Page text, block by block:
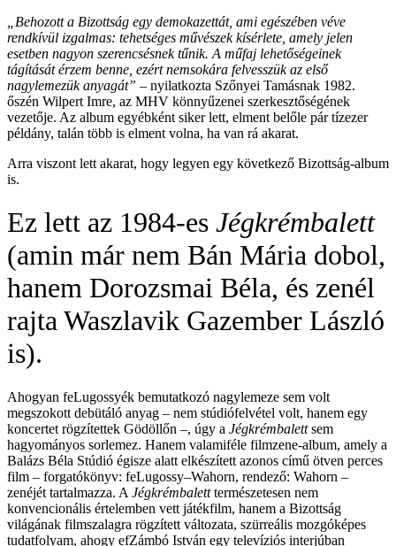
„Behozott a Bizottság egy demokazettát, ami egészében véve
rendkívül izgalmas: tehetséges művészek kísérlete, amely jelen
esetben nagyon szerencsésnek tűnik. A műfaj lehetőségeinek
tágítását érzem benne, ezért nemsokára felvesszük az első
nagylemezük anyagát” – nyilatkozta Szőnyei Tamásnak 1982.
őszén Wilpert Imre, az MHV könnyűzenei szerkesztőségének
vezetője. Az album egyébként siker lett, elment belőle pár tízezer
példány, talán több is elment volna, ha van rá akarat.
Arra viszont lett akarat, hogy legyen egy következő Bizottság-album
is.
Ez lett az 1984-es Jégkrémbalett
(amin már nem Bán Mária dobol,
hanem Dorozsmai Béla, és zenél
rajta Waszlavik Gazember László
is).
Ahogyan feLugossyék bemutatkozó nagylemeze sem volt
megszokott debütáló anyag – nem stúdiófelvétel volt, hanem egy
koncertet rögzítettek Gödöllőn –, úgy a Jégkrémbalettsem
hagyományos sorlemez. Hanem valamiféle filmzene-album, amely a
Balázs Béla Stúdió égisze alatt elkészített azonos című ötven perces
film – forgatókönyv: feLugossy–Wahorn, rendező: Wahorn –
zenéjét tartalmazza. A Jégkrémbaletttermészetesen nem
konvencionális értelemben vett játékfilm, hanem a Bizottság
világának filmszalagra rögzített változata, szürreális mozgóképes
tudatfolyam, ahogy efZámbó István egy televíziós interjúban